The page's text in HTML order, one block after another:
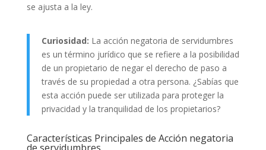
se ajusta a la ley.
Curiosidad: La acción negatoria de servidumbres
es un término jurídico que se refiere a la posibilidad
de un propietario de negar el derecho de paso a
través de su propiedad a otra persona. ¿Sabías que
esta acción puede ser utilizada para proteger la
privacidad y la tranquilidad de los propietarios?
Características Principales de Acción negatoria